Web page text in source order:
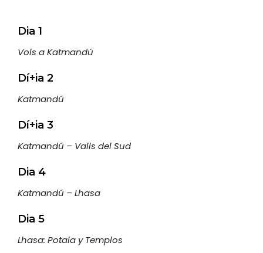
Dia 1
Vols a Katmandú
Dí+ia 2
Katmandú
Dí+ia 3
Katmandú – Valls del Sud
Dia 4
Katmandú – Lhasa
Dia 5
Lhasa: Potala y Templos